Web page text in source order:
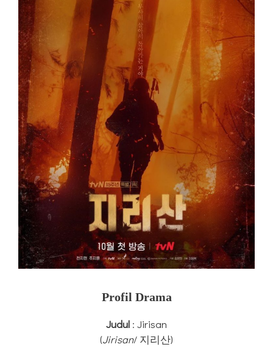
Profil Drama
Judul : Jirisan
(Jirisan/ 지리산)